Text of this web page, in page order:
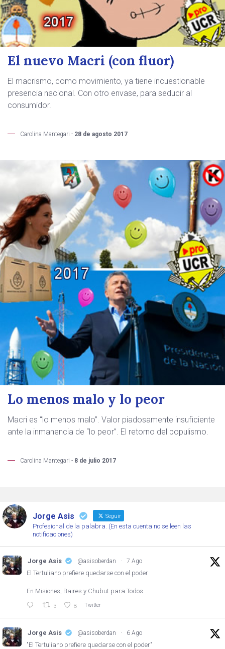
El nuevo Macri (con fluor)
El macrismo, como movimiento, ya tiene incuestionable
presencia nacional. Con otro envase, para seducir al
consumidor.
Carolina Mantegari - 28 de agosto 2017
Lo menos malo y lo peor
Macri es “lo menos malo”. Valor piadosamente insuficiente
ante la inmanencia de “lo peor”. El retorno del populismo.
Carolina Mantegari - 8 de julio 2017
Jorge Asis Seguir
Profesional de la palabra. (En esta cuenta no se leen las
notificaciones)
Jorge Asis @asisoberdan · 7 Ago
El Tertuliano prefiere quedarse con el poder
En Misiones, Baires y Chubut para Todos
3 8 Twitter
Jorge Asis @asisoberdan · 6 Ago
"El Tertuliano prefiere quedarse con el poder"